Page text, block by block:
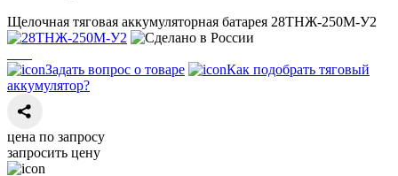
Щелочная тяговая аккумуляторная батарея 28ТНЖ-250М-У2
Задать вопрос о товаре
Как подобрать тяговый
аккумулятор?
цена по запросу
запросить цену